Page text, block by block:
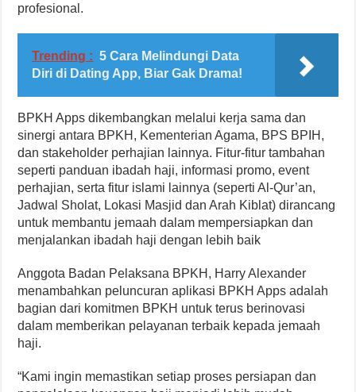
profesional.
Trending : 5 Cara Melindungi Data
Diri di Dating App, Biar Gak Drama!
BPKH Apps dikembangkan melalui kerja sama dan
sinergi antara BPKH, Kementerian Agama, BPS BPIH,
dan stakeholder perhajian lainnya. Fitur-fitur tambahan
seperti panduan ibadah haji, informasi promo, event
perhajian, serta fitur islami lainnya (seperti Al-Qur’an,
Jadwal Sholat, Lokasi Masjid dan Arah Kiblat) dirancang
untuk membantu jemaah dalam mempersiapkan dan
menjalankan ibadah haji dengan lebih baik
Anggota Badan Pelaksana BPKH, Harry Alexander
menambahkan peluncuran aplikasi BPKH Apps adalah
bagian dari komitmen BPKH untuk terus berinovasi
dalam memberikan pelayanan terbaik kepada jemaah
haji.
“Kami ingin memastikan setiap proses persiapan dan